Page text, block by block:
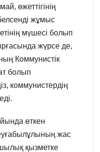
өжеттігінің
жұмыс
мүшесі болып
жүрсе де,
Коммунистік
болып
коммунистердің
өткен
жас
қызметке